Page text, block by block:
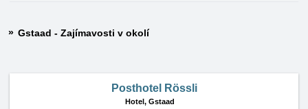
Gstaad - Zajímavosti v okolí
Posthotel Rössli
Hotel, Gstaad